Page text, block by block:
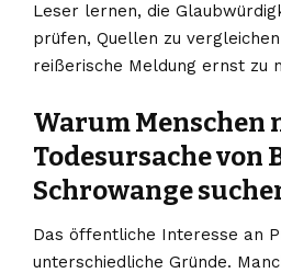
Leser lernen, die
prüfen, Quellen zu
reißerische Meldung ernst zu
Warum Menschen
Todesursache von
Schrowange
Das öffentliche Interesse an
unterschiedliche Gründe.